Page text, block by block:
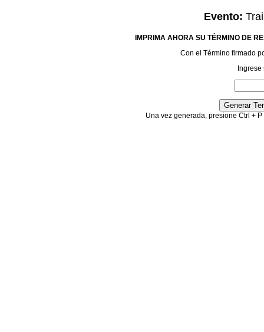
Evento:
IMPRIMA AHORA SU TÉRMINO DE
Con el Término firmado
Una vez generada, presione Ctrl +